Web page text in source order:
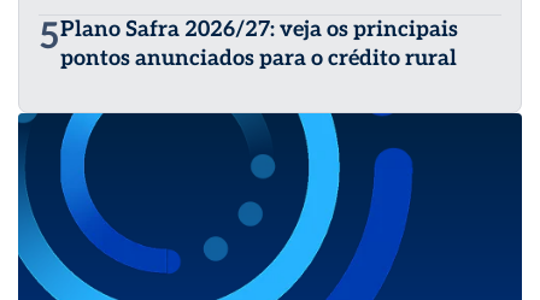
5Plano Safra 2026/27: veja os principais
pontos anunciados para o crédito rural